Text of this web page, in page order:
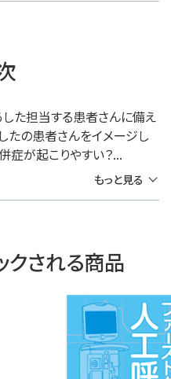
した担当する患者さんに備え
たの患者さんをイメージし
症が起こりやすい？...
もっと見る
クされる商品